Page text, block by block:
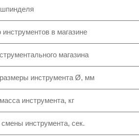
инструментов в магазине
магазина
инструмента Ø, мм
инструмента, кг
инструмента, сек.